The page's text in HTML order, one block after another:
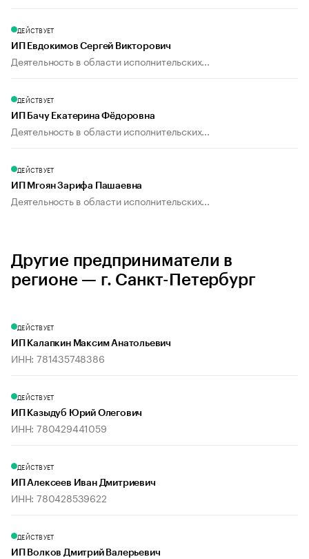
ДЕЙСТВУЕТ
ИП Евдокимов Сергей Викторович
Деятельность в области исполнительских...
ДЕЙСТВУЕТ
ИП Бачу Екатерина Фёдоровна
Деятельность в области исполнительских...
ДЕЙСТВУЕТ
ИП Мгоян Зарифа Пашаевна
Деятельность в области исполнительских...
Другие предприниматели в
регионе — г. Санкт-Петербург
ДЕЙСТВУЕТ
ИП Калапкин Максим Анатольевич
ИНН: 781435748386
ДЕЙСТВУЕТ
ИП Казыдуб Юрий Олегович
ИНН: 780429441059
ДЕЙСТВУЕТ
ИП Алексеев Иван Дмитриевич
ИНН: 780428539622
ДЕЙСТВУЕТ
ИП Волков Дмитрий Валерьевич